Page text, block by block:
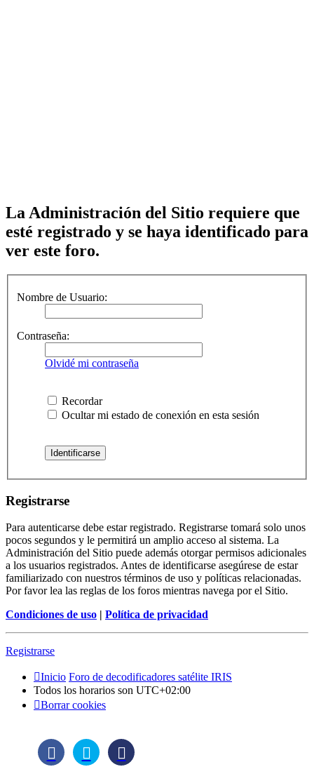
La Administración del Sitio requiere que
esté registrado y se haya identificado para
ver este foro.
Nombre de Usuario:
Contraseña:
Olvidé mi contraseña
Recordar
Ocultar mi estado de conexión en esta sesión
Registrarse
Para autenticarse debe estar registrado. Registrarse tomará solo unos
pocos segundos y le permitirá un amplio acceso al sistema. La
Administración del Sitio puede además otorgar permisos adicionales
a los usuarios registrados. Antes de identificarse asegúrese de estar
familiarizado con nuestros términos de uso y políticas relacionadas.
Por favor lea las reglas de los foros mientras navega por el Sitio.
Condiciones de uso | Política de privacidad
Registrarse
Inicio Foro de decodificadores satélite IRIS
Todos los horarios son UTC+02:00
Borrar cookies